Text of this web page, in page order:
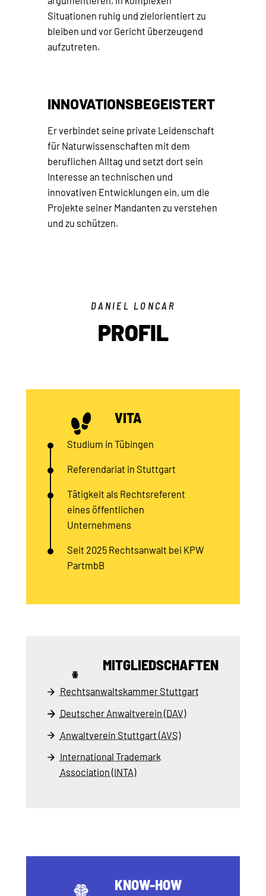
Situationen ruhig und zielorientiert zu
bleiben und vor Gericht überzeugend
aufzutreten.
INNOVATIONSBEGEISTERT
Er verbindet seine private Leidenschaft
für Naturwissenschaften mit dem
beruflichen Alltag und setzt dort sein
Interesse an technischen und
innovativen Entwicklungen ein, um die
Projekte seiner Mandanten zu verstehen
und zu schützen.
DANIEL LONCAR
PROFIL
VITA
Studium in Tübingen
Referendariat in Stuttgart
Tätigkeit als Rechtsreferent
eines öffentlichen
Unternehmens
Seit 2025 Rechtsanwalt bei KPW
PartmbB
MITGLIEDSCHAFTEN
Rechtsanwaltskammer Stuttgart
Deutscher Anwaltverein (DAV)
Anwaltverein Stuttgart (AVS)
International Trademark
Association (INTA)
KNOW-HOW